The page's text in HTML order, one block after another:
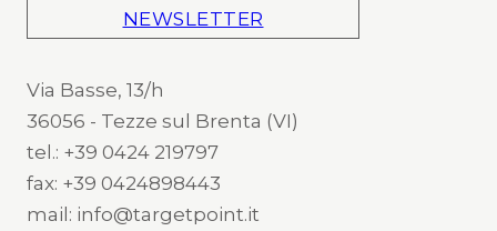
NEWSLETTER
Via Basse, 13/h
36056 - Tezze sul Brenta (VI)
tel.: +39 0424 219797
fax: +39 0424898443
mail: info@targetpoint.it